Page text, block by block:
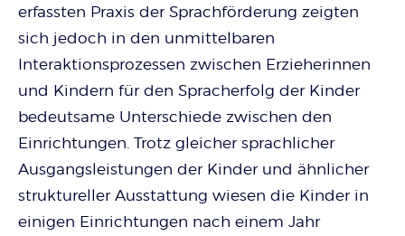
erfassten Praxis der Sprachförderung zeigten
sich jedoch in den unmittelbaren
Interaktionsprozessen zwischen Erzieherinnen
und Kindern für den Spracherfolg der Kinder
bedeutsame Unterschiede zwischen den
Einrichtungen. Trotz gleicher sprachlicher
Ausgangsleistungen der Kinder und ähnlicher
struktureller Ausstattung wiesen die Kinder in
einigen Einrichtungen nach einem Jahr